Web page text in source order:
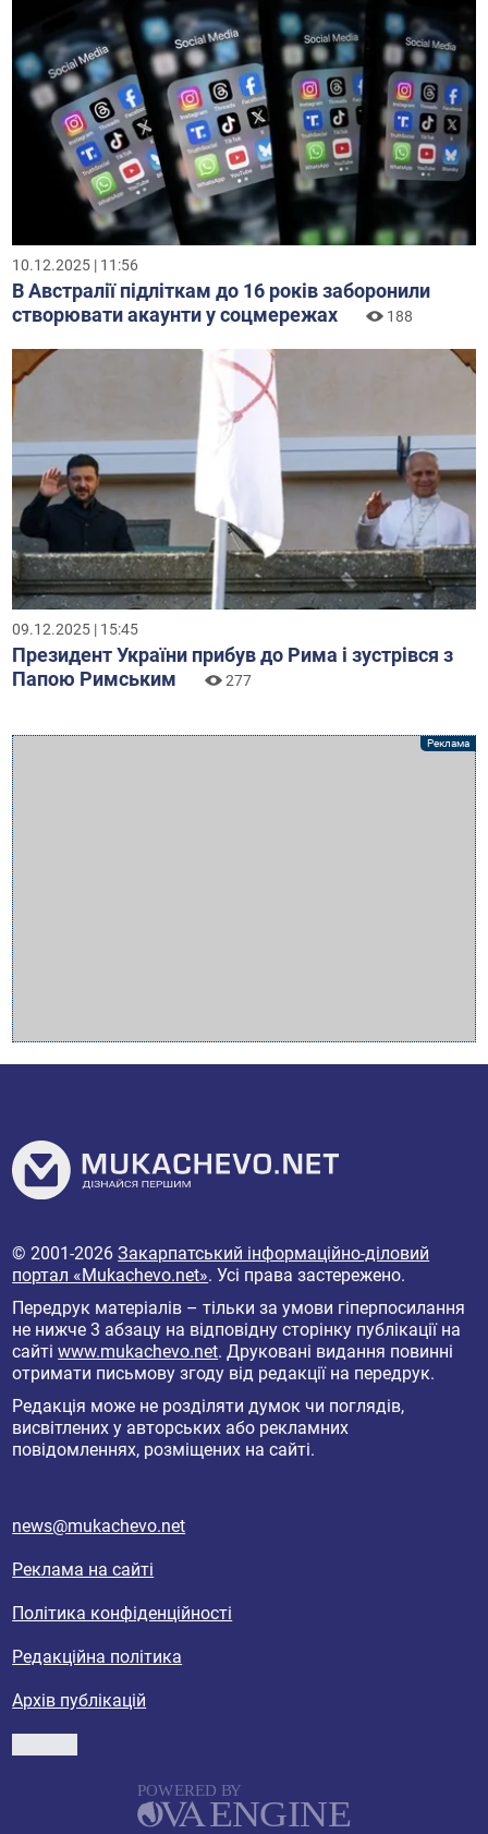
10.12.2025 | 11:56
В Австралії підліткам до 16 років заборонили
створювати акаунти у соцмережах
188
09.12.2025 | 15:45
Президент України прибув до Рима і зустрівся з
Папою Римським
277
© 2001-2026Закарпатський інформаційно-діловий
портал «Mukachevo.net». Усі права застережено.
Передрук матеріалів – тільки за умови гіперпосилання
не нижче 3 абзацу на відповідну сторінку публікації на
сайтіwww.mukachevo.net. Друковані видання повинні
отримати письмову згоду від редакції на передрук.
Редакція може не розділяти думок чи поглядів,
висвітлених у авторських або рекламних
повідомленнях, розміщених на сайті.
news@mukachevo.net
Реклама на сайті
Політика конфіденційності
Редакційна політика
Архів публікацій